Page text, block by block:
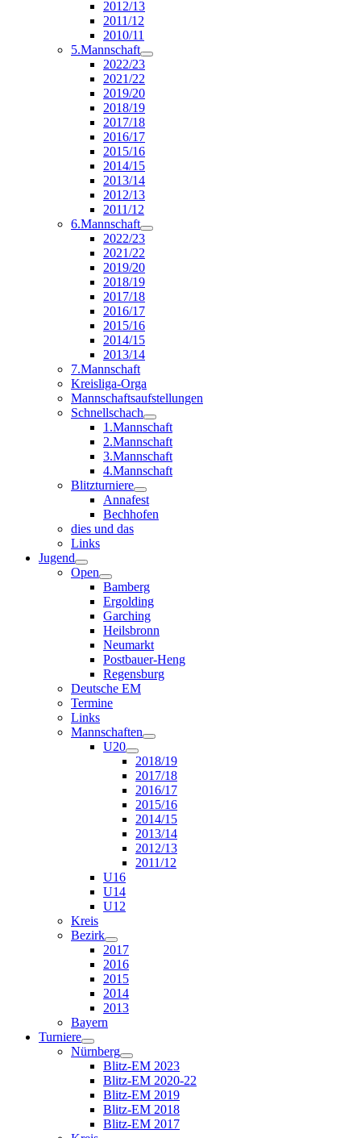
2012/13
2011/12
2010/11
5.Mannschaft
2022/23
2021/22
2019/20
2018/19
2017/18
2016/17
2015/16
2014/15
2013/14
2012/13
2011/12
6.Mannschaft
2022/23
2021/22
2019/20
2018/19
2017/18
2016/17
2015/16
2014/15
2013/14
7.Mannschaft
Kreisliga-Orga
Mannschaftsaufstellungen
Schnellschach
1.Mannschaft
2.Mannschaft
3.Mannschaft
4.Mannschaft
Blitzturniere
Annafest
Bechhofen
dies und das
Links
Jugend
Open
Bamberg
Ergolding
Garching
Heilsbronn
Neumarkt
Postbauer-Heng
Regensburg
Deutsche EM
Termine
Links
Mannschaften
U20
2018/19
2017/18
2016/17
2015/16
2014/15
2013/14
2012/13
2011/12
U16
U14
U12
Kreis
Bezirk
2017
2016
2015
2014
2013
Bayern
Turniere
Nürnberg
Blitz-EM 2023
Blitz-EM 2020-22
Blitz-EM 2019
Blitz-EM 2018
Blitz-EM 2017